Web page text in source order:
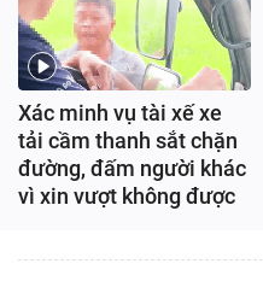
Xác minh vụ tài xế xe
tải cầm thanh sắt chặn
đường, đấm người khác
vì xin vượt không được